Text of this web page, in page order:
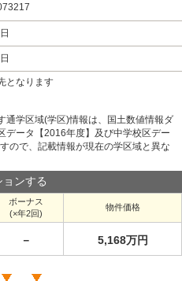
となります
通学区域(学区)情報は、国土数値情報ダ
データ【2016年度】及び中学校区デー
ので、記載情報が現在の学区域と異な
ンする
ボーナス
(×年2回)
物件価格
－ 5,168万円